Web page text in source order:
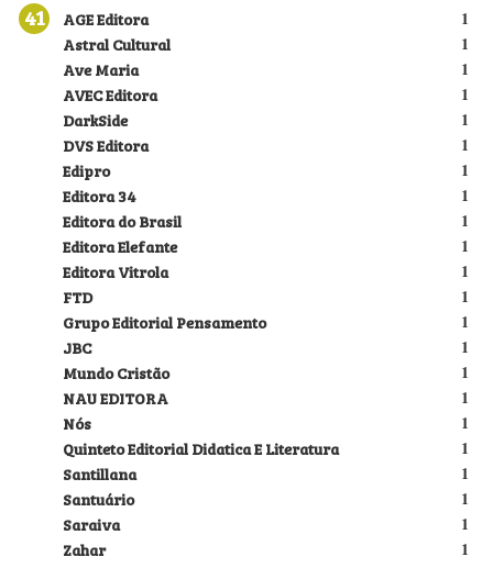
41 1
AGE Editora
1
Astral Cultural
1
Ave Maria
1
AVEC Editora
1
DarkSide
1
DVS Editora
1
Edipro
1
Editora 34
1
Editora do Brasil
1
Editora Elefante
1
Editora Vitrola
1
FTD
1
Grupo Editorial Pensamento
1
JBC
1
Mundo Cristão
1
NAU EDITORA
1
Nós
1
Quinteto Editorial Didatica E Literatura
1
Santillana
1
Santuário
1
Saraiva
1
Zahar